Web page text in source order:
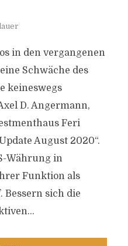
in den vergangenen
Schwäche des
keineswegs
D. Angermann,
Feri
August 2020“.
Währung in
Funktion als
Bessern sich die